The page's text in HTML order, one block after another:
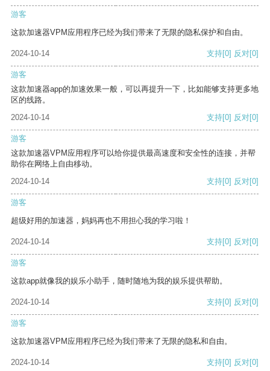
游客
这款加速器VPM应用程序已经为我们带来了无限的隐私保护和自由。
2024-10-14 支持[0] 反对[0]
游客
这款加速器app的加速效果一般，可以再提升一下，比如能够支持更多地
区的线路。
2024-10-14
支持[0] 反对[0]
游客
这款加速器VPM应用程序可以给你提供最高速度和安全性的连接，并帮
助你在网络上自由移动。
2024-10-14
支持[0] 反对[0]
游客
超级好用的加速器，妈妈再也不用担心我的学习啦！
2024-10-14 支持[0] 反对[0]
游客
这款app就像我的娱乐小助手，随时随地为我的娱乐提供帮助。
2024-10-14 支持[0] 反对[0]
游客
这款加速器VPM应用程序已经为我们带来了无限的隐私和自由。
2024-10-14 支持[0] 反对[0]